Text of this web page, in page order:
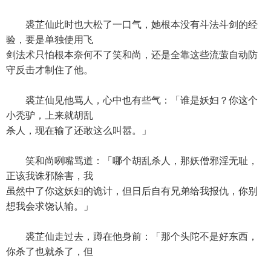
裘芷仙此时也大松了一口气，她根本没有斗法斗剑的经
验，要是单独使用飞
剑法术只怕根本奈何不了笑和尚，还是全靠这些流萤自动防
守反击才制住了他。
裘芷仙见他骂人，心中也有些气：「谁是妖妇？你这个
小秃驴，上来就胡乱
杀人，现在输了还敢这么叫嚣。」
笑和尚咧嘴骂道：「哪个胡乱杀人，那妖僧邪淫无耻，
正该我诛邪除害，我
虽然中了你这妖妇的诡计，但日后自有兄弟给我报仇，你别
想我会求饶认输。」
裘芷仙走过去，蹲在他身前：「那个头陀不是好东西，
你杀了也就杀了，但